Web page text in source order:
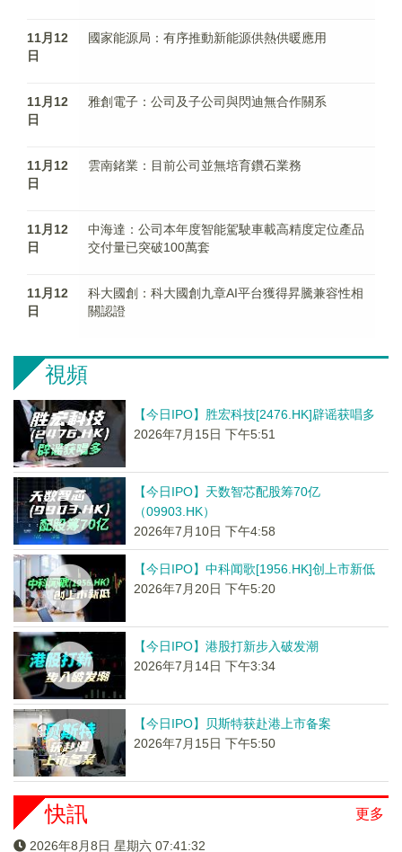
11月12
日
國家能源局：有序推動新能源供熱供暖應用
11月12
日
雅創電子：公司及子公司與閃迪無合作關系
11月12
日
雲南鍺業：目前公司並無培育鑽石業務
11月12
日
中海達：公司本年度智能駕駛車載高精度定位產品
交付量已突破100萬套
11月12
日
科大國創：科大國創九章AI平台獲得昇騰兼容性相
關認證
視頻
【今日IPO】胜宏科技[2476.HK]辟谣获唱多
2026年7月15日 下午5:51
【今日IPO】天数智芯配股筹70亿
（09903.HK）
2026年7月10日 下午4:58
【今日IPO】中科闻歌[1956.HK]创上市新低
2026年7月20日 下午5:20
【今日IPO】港股打新步入破发潮
2026年7月14日 下午3:34
【今日IPO】贝斯特获赴港上市备案
2026年7月15日 下午5:50
更多
快訊
2026年8月8日 星期六 07:41:32